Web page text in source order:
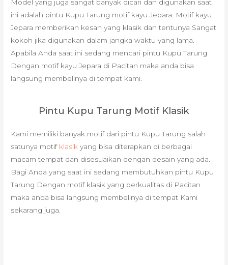
Model yang juga sangat banyak dicari dan digunakan saat
ini adalah pintu Kupu Tarung motif kayu Jepara. Motif kayu
Jepara memberikan kesan yang klasik dan tentunya Sangat
kokoh jika digunakan dalam jangka waktu yang lama.
Apabila Anda saat ini sedang mencari pintu Kupu Tarung
Dengan motif kayu Jepara di Pacitan maka anda bisa
langsung membelinya di tempat kami.
Pintu Kupu Tarung Motif Klasik
Kami memiliki banyak motif dari pintu Kupu Tarung salah
satunya motif klasik yang bisa diterapkan di berbagai
macam tempat dan disesuaikan dengan desain yang ada.
Bagi Anda yang saat ini sedang membutuhkan pintu Kupu
Tarung Dengan motif klasik yang berkualitas di Pacitan
maka anda bisa langsung membelinya di tempat Kami
sekarang juga.